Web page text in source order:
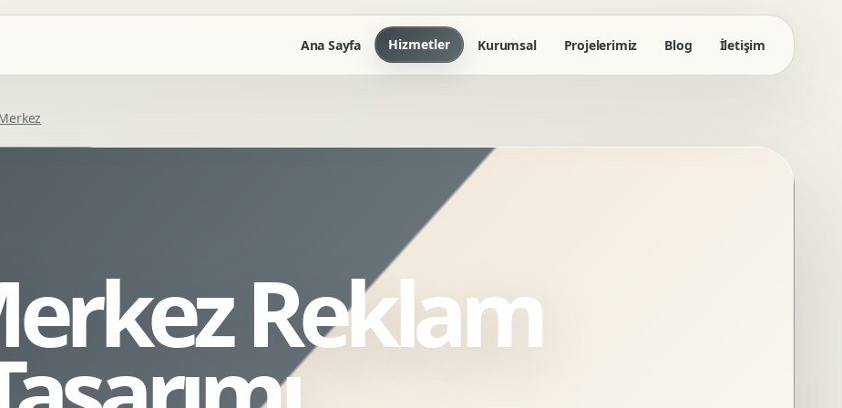
Ana Sayfa Hizmetler
Ofis Ici Gorsel Kimlik
Kurumsal Katalog Tasarimi
Kurumsal Projelerimiz Blog İletişim
Reklam